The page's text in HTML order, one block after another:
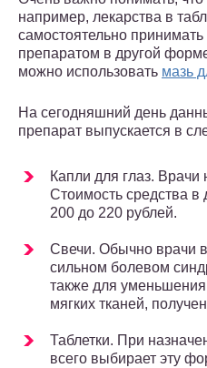
например, лекарства в
самостоятельно
препаратом в другой
можно использовать мазь
На сегодняшний день
препарат выпускается в
Капли для глаз. Врачи
Стоимость средства в
200 до 220 рублей.
Свечи. Обычно врачи
сильном болевом
также для
мягких тканей,
Таблетки. При
всего выбирает эту